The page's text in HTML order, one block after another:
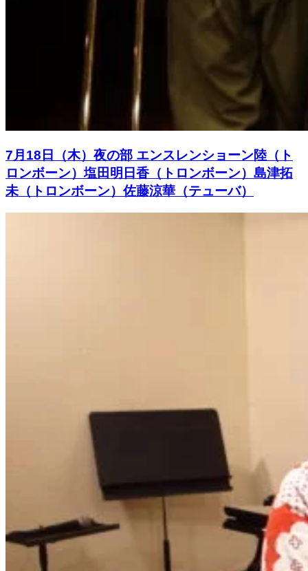
7月18日（木）夜の部 エンスレンショーン陸（ト
ロンボーン）塩田明日香（トロンボーン）島津拓
未（トロンボーン）佐藤涼華（テューバ）